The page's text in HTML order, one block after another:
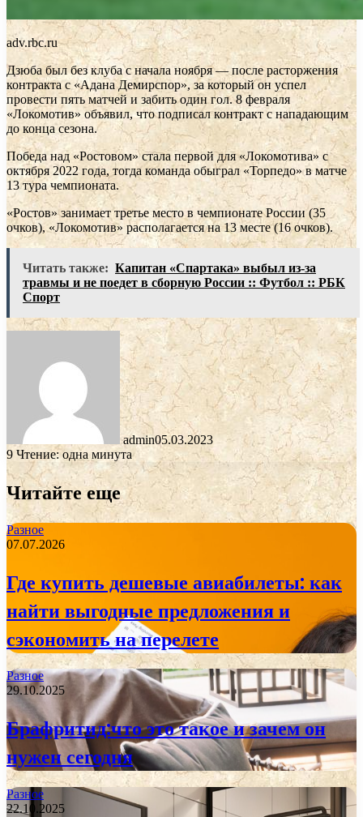
adv.rbc.ru
Дзюба был без клуба с начала ноября — после расторжения
контракта с «Адана Демирспор», за который он успел
провести пять матчей и забить один гол. 8 февраля
«Локомотив» объявил, что подписал контракт с нападающим
до конца сезона.
Победа над «Ростовом» стала первой для «Локомотива» с
октября 2022 года, тогда команда обыграл «Торпедо» в матче
13 тура чемпионата.
«Ростов» занимает третье место в чемпионате России (35
очков), «Локомотив» располагается на 13 месте (16 очков).
Читать также: Капитан «Спартака» выбыл из-за
травмы и не поедет в сборную России :: Футбол :: РБК
Спорт
admin05.03.2023
9 Чтение: одна минута
Читайте еще
Разное
07.07.2026
Где купить дешевые авиабилеты: как
найти выгодные предложения и
сэкономить на перелете
Разное
29.10.2025
Брафритид:что это такое и зачем он
нужен сегодня
Разное
22.10.2025